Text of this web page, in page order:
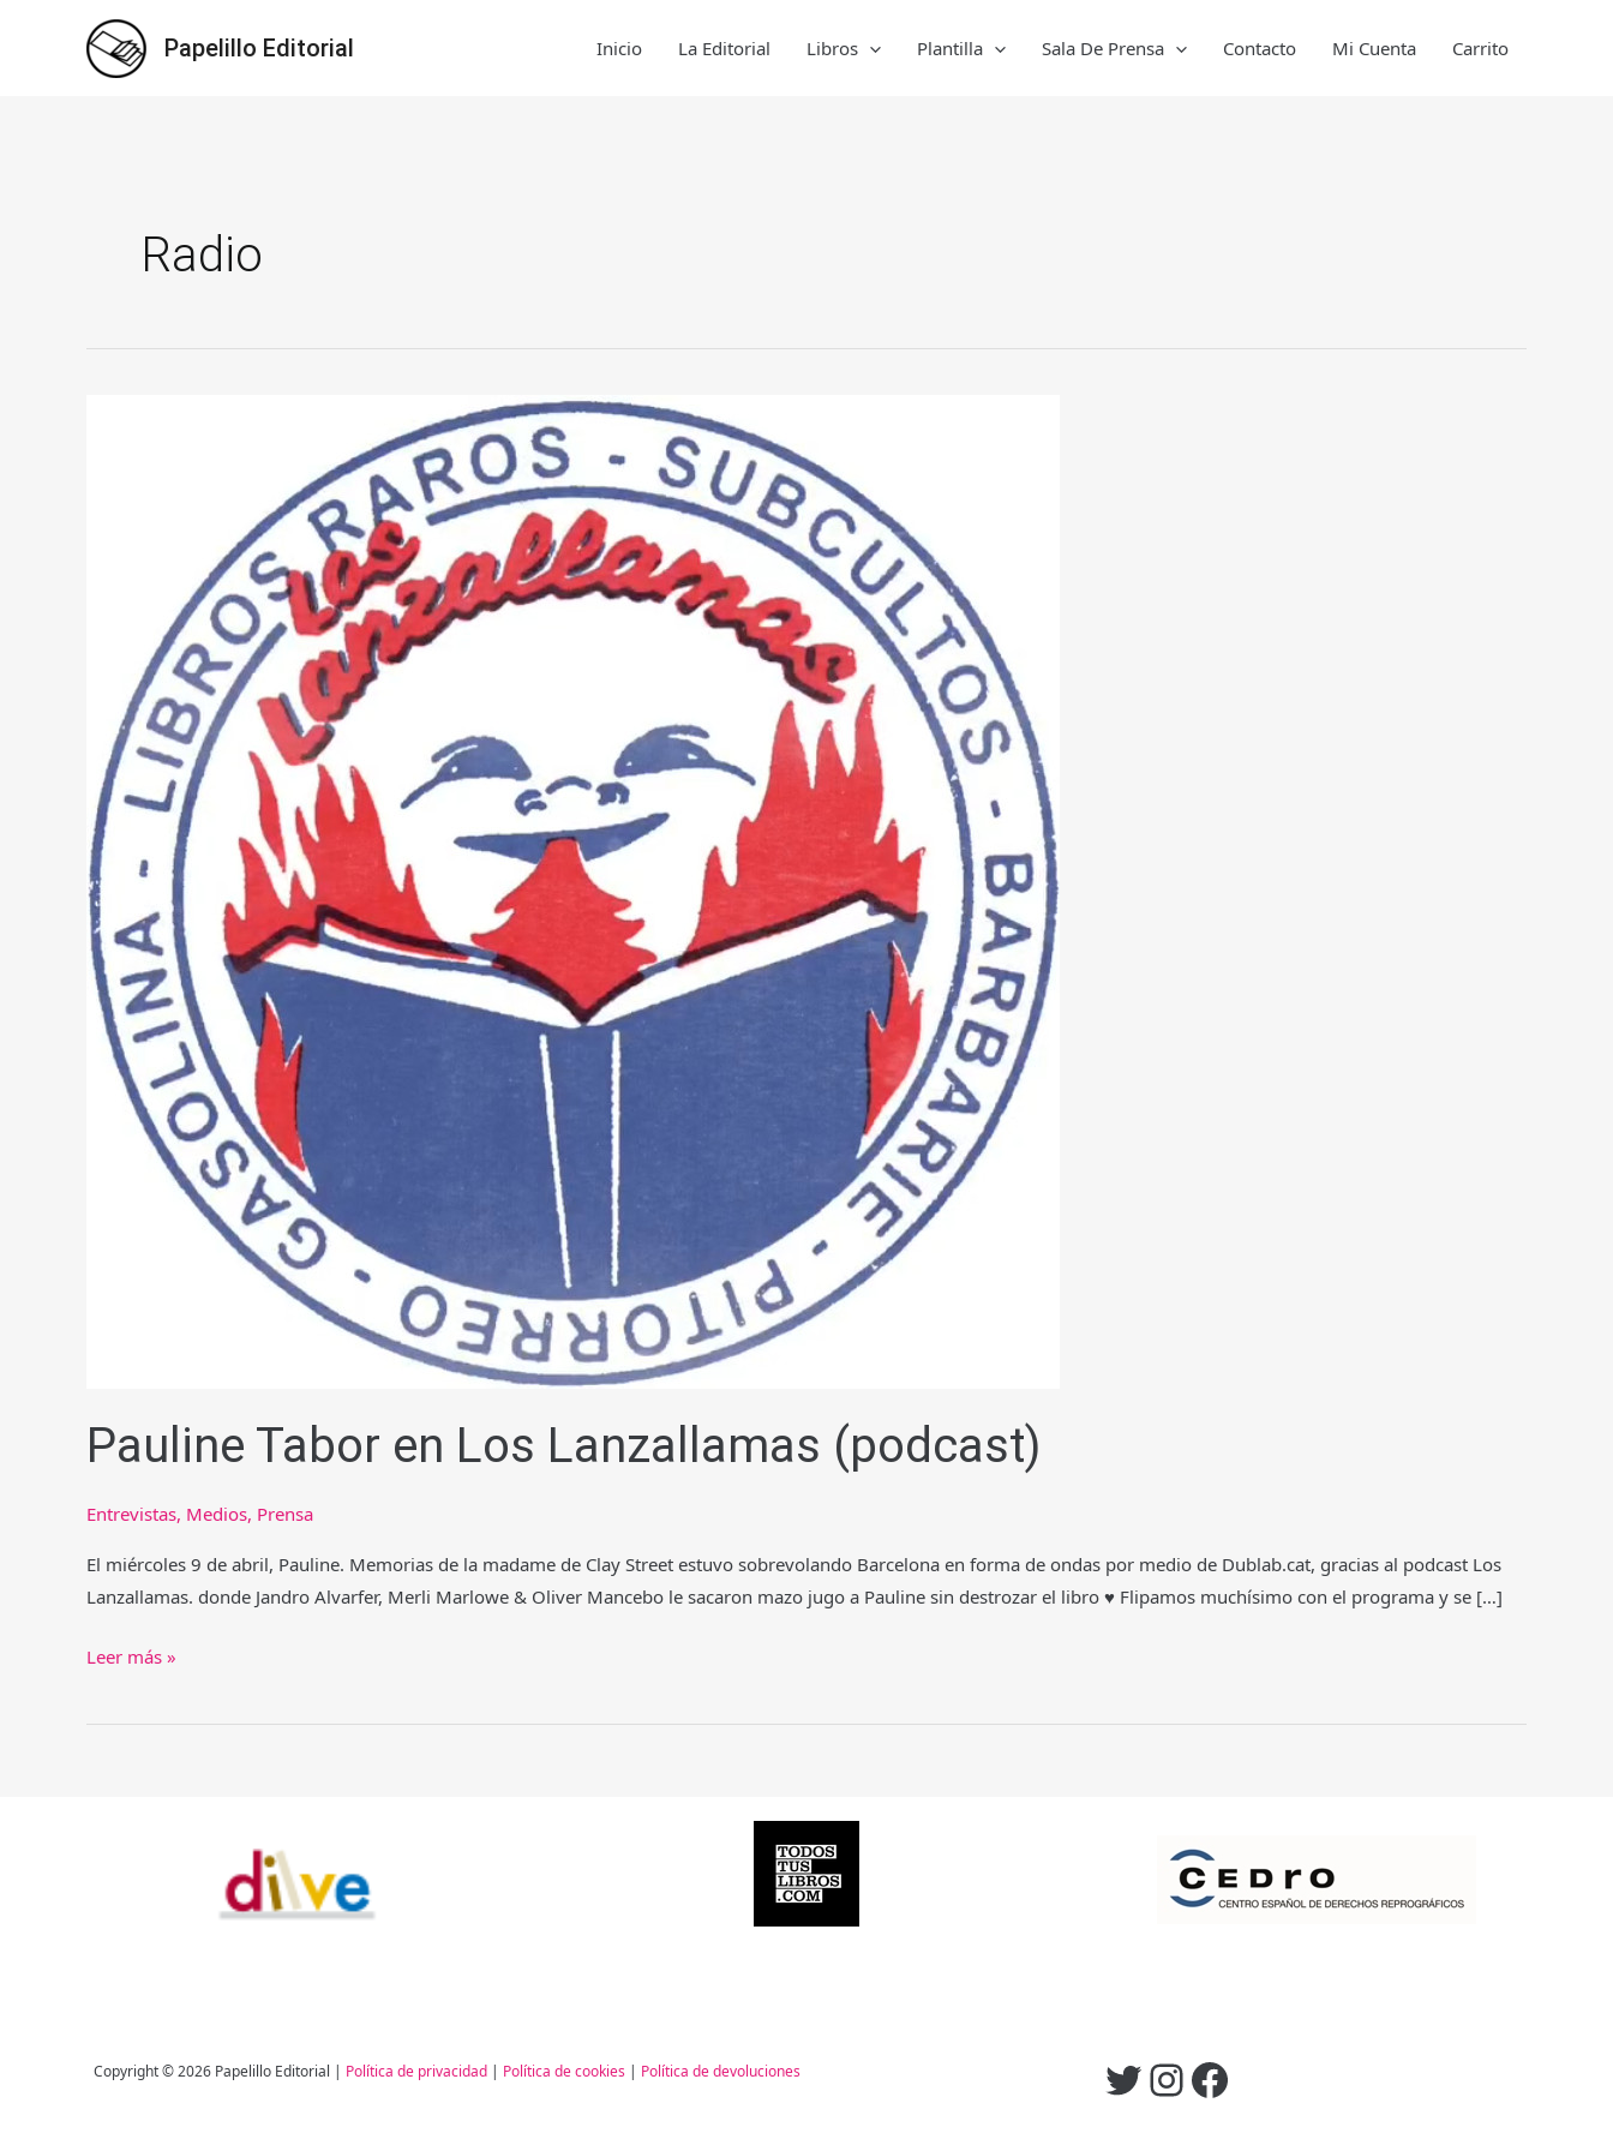
Papelillo Editorial Inicio La Editorial Libros Plantilla Sala De Prensa Contacto Mi Cuenta Carrito
Radio
Pauline Tabor en Los Lanzallamas (podcast)
Entrevistas, Medios, Prensa
El miércoles 9 de abril, Pauline. Memorias de la madame de Clay Street estuvo sobrevolando Barcelona en forma de ondas por medio de Dublab.cat, gracias al podcast Los
Lanzallamas. donde Jandro Alvarfer, Merli Marlowe & Oliver Mancebo le sacaron mazo jugo a Pauline sin destrozar el libro ♥ Flipamos muchísimo con el programa y se […]
Pauline
en
Leer más »
Copyright © 2026 Papelillo Editorial | Política de privacidad| Política de cookies| Política de devoluciones Twitter
Instagram
Facebook